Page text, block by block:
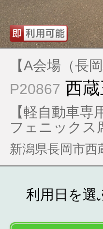
【A会場（長
P20867 西
【軽自動車
フェニックス
新潟県長岡市西
利用日を選